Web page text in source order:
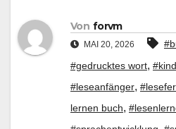
Von forvm
MAI 20, 2026
#gedrucktes wort,
#leseanfänger,
lernen buch,